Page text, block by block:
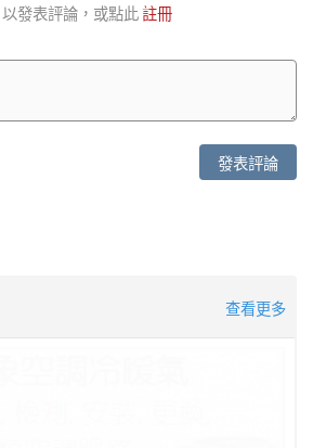
以發表評論，或點此註冊
發表評論
查看更多